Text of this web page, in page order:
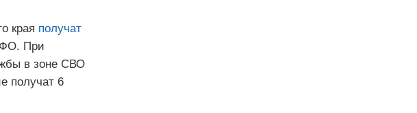
края получат
При
в зоне СВО
получат 6